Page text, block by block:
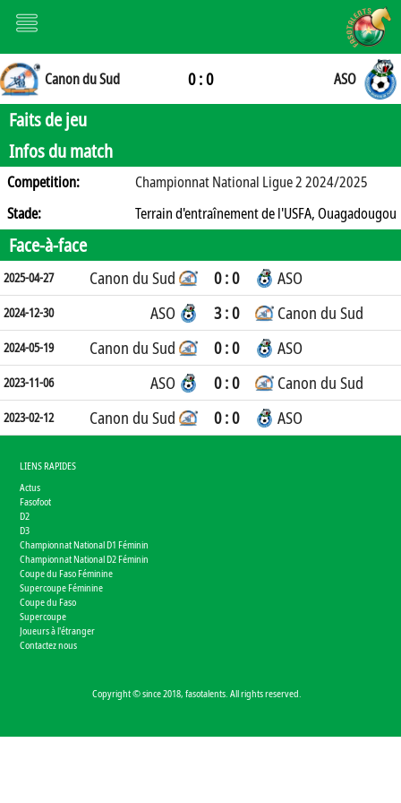
Canon du Sud 0 : 0 ASO
Faits de jeu
Infos du match
Competition:
Championnat National Ligue 2 2024/2025
Stade:
Terrain d'entraînement de l'USFA, Ouagadougou
Face-à-face
2025-04-27 Canon du Sud 0 : 0 ASO
2024-12-30 ASO 3 : 0 Canon du Sud
2024-05-19 Canon du Sud 0 : 0 ASO
2023-11-06 ASO 0 : 0 Canon du Sud
2023-02-12 Canon du Sud 0 : 0 ASO
LIENS RAPIDES
Actus
Fasofoot
D2
D3
Championnat National D1 Féminin
Championnat National D2 Féminin
Coupe du Faso Féminine
Supercoupe Féminine
Coupe du Faso
Supercoupe
Joueurs à l'étranger
Contactez nous
Copyright © since 2018, fasotalents. All rights reserved.